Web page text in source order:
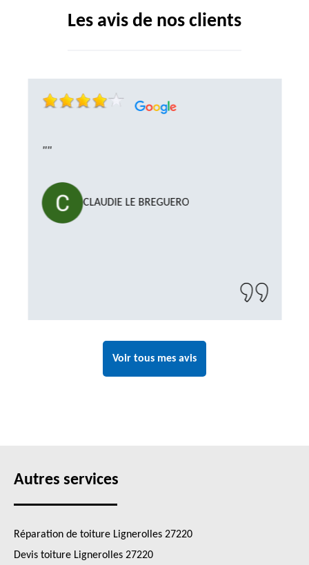
Les avis de nos clients
""
CLAUDIE LE BREGUERO
Voir tous mes avis
Autres services
Réparation de toiture Lignerolles 27220
Devis toiture Lignerolles 27220